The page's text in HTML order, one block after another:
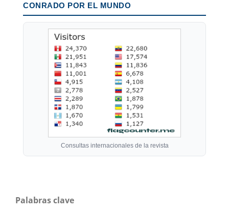
CONRADO POR EL MUNDO
Consultas internacionales de la revista
Palabras clave